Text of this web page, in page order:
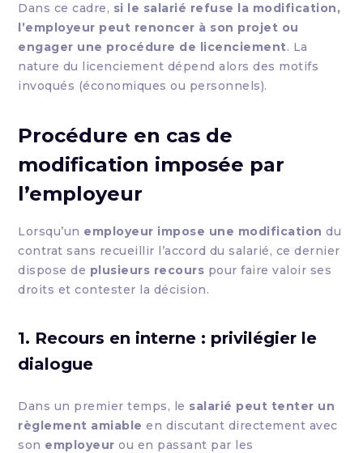
Dans ce cadre, si le salarié refuse la modification,
l’employeur peut renoncer à son projet ou
engager une procédure de licenciement. La
nature du licenciement dépend alors des motifs
invoqués (économiques ou personnels).
Procédure en cas de
modification imposée par
l’employeur
Lorsqu’un employeur impose une modification du
contrat sans recueillir l’accord du salarié, ce dernier
dispose de plusieurs recours pour faire valoir ses
droits et contester la décision.
1. Recours en interne : privilégier le
dialogue
Dans un premier temps, le salarié peut tenter un
règlement amiable en discutant directement avec
son employeur ou en passant par les